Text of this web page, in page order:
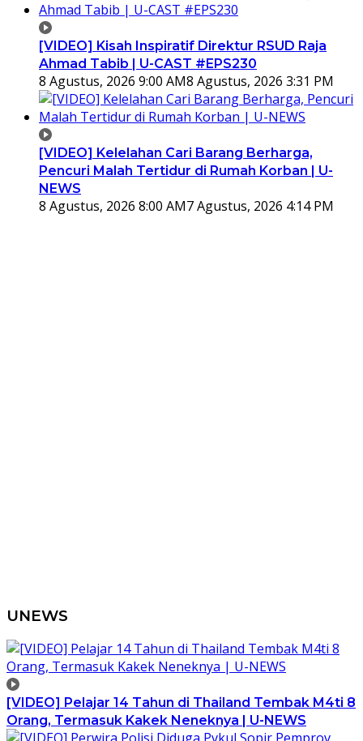
[VIDEO] Kisah Inspiratif Direktur RSUD Raja
Ahmad Tabib | U-CAST #EPS230
8 Agustus, 2026 9:00 AM8 Agustus, 2026 3:31 PM
[VIDEO] Kelelahan Cari Barang Berharga,
Pencuri Malah Tertidur di Rumah Korban | U-
NEWS
8 Agustus, 2026 8:00 AM7 Agustus, 2026 4:14 PM
UNEWS
[VIDEO] Pelajar 14 Tahun di Thailand Tembak M4ti 8
Orang, Termasuk Kakek Neneknya | U-NEWS